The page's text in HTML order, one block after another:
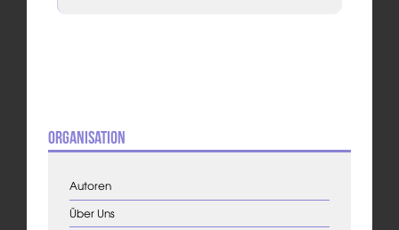
Organisation
Autoren
Über Uns